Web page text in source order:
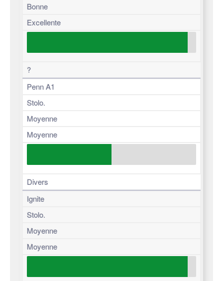
Bonne
Excellente
?
Penn A1
Stolo.
Moyenne
Moyenne
Divers
Ignite
Stolo.
Moyenne
Moyenne